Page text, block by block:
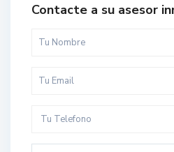
Contacte a su asesor